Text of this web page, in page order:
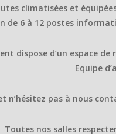
climatisées et
de 6 à 12 postes
dispose d’un espace
Equipe
n’hésitez pas à nous
Toutes nos salles